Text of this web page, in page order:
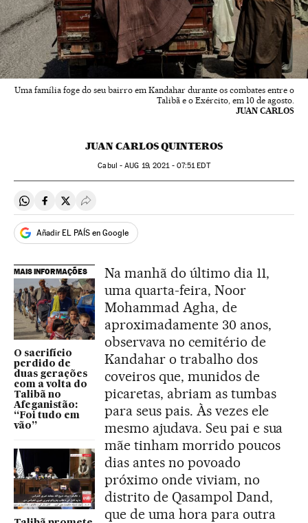
Uma família foge do seu bairro em Kandahar durante os combates entre o
Talibã e o Exército, em 10 de agosto.
JUAN CARLOS
JUAN CARLOS QUINTEROS
Cabul -AUG 19, 2021 - 07:51EDT
Compartir en Whatsapp
Compartir en Facebook
Compartir en Twitter
Desplegar Redes Sociales
Añadir EL PAÍS en Google
MAIS INFORMAÇÕES
O sacrifício
perdido de
duas gerações
com a volta do
Talibã no
Afeganistão:
“Foi tudo em
vão”
Na manhã do último dia 11,
uma quarta-feira, Noor
Mohammad Agha, de
aproximadamente 30 anos,
observava no cemitério de
Kandahar o trabalho dos
coveiros que, munidos de
picaretas, abriam as tumbas
para seus pais. Às vezes ele
mesmo ajudava. Seu pai e sua
mãe tinham morrido poucos
dias antes no povoado
próximo onde viviam, no
distrito de Qasampol Dand,
que de uma hora para outra